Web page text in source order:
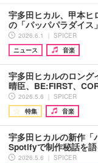
宇多田ヒカル、甲本ヒ
の「パッパパラダイ
2026.6.1 ｜ SPICER
ニュース
音楽
宇多田ヒカルのロング
晴臣、BE:FIRST、
2026.5.6 ｜ SPICER
特集
音楽
宇多田ヒカルの新作「
Spotifyで制作秘話を
2026.5.6 ｜ SPICER